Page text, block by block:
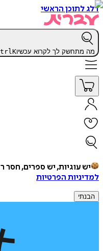
דלג לתוכן הראשי
מה מתחשק לך לקרוא עכשיוK
יש עוגיות, יש ספרים, חסר
למדיניות הפרטיות
הבנתי